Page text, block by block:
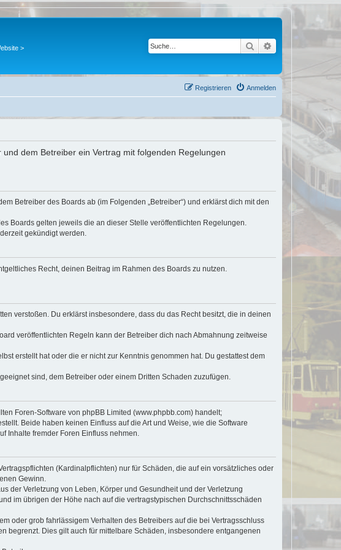
>
Suche Erweiterte Suche
Anmelden
Registrieren
dem Betreiber ein Vertrag mit folgenden Regelungen
Betreiber des Boards ab (im Folgenden „Betreiber“) und erklärst dich mit den
Boards gelten jeweils die an dieser Stelle veröffentlichten Regelungen.
gekündigt werden.
Recht, deinen Beitrag im Rahmen des Boards zu nutzen.
verstoßen. Du erklärst insbesondere, dass du das Recht besitzt, die in deinen
veröffentlichten Regeln kann der Betreiber dich nach Abmahnung zeitweise
erstellt hat oder die er nicht zur Kenntnis genommen hat. Du gestattest dem
sind, dem Betreiber oder einem Dritten Schaden zuzufügen.
Foren-Software von phpBB Limited (www.phpbb.com) handelt;
Beide haben keinen Einfluss auf die Art und Weise, wie die Software
Inhalte fremder Foren Einfluss nehmen.
(Kardinalpflichten) nur für Schäden, die auf ein vorsätzliches oder
Gewinn.
der Verletzung von Leben, Körper und Gesundheit und der Verletzung
im übrigen der Höhe nach auf die vertragstypischen Durchschnittsschäden
oder grob fahrlässigem Verhalten des Betreibers auf die bei Vertragsschluss
begrenzt. Dies gilt auch für mittelbare Schäden, insbesondere entgangenen